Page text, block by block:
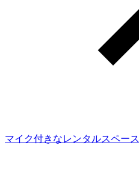
マイク付きなレンタルスペース